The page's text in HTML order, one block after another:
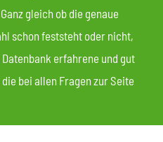
gleich ob die genaue
schon feststeht oder nicht,
erfahrene und gut
bei allen Fragen zur Seite